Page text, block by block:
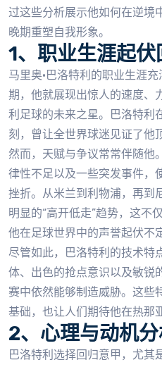
过这些分析展示他如何在逆境
晚期重塑自我形象。
1、职业生涯起伏
马里奥·巴洛特利的职业生涯
期，他就展现出惊人的速度、
利足球的未来之星。巴洛特利
刻，曾让全世界球迷见证了他
然而，天赋与争议常常伴随他
律性不足以及一些突发事件，
挫折。从米兰到利物浦，再到
明显的“高开低走”趋势，这不
他在足球世界中的声誉起伏不
尽管如此，巴洛特利的技术特
体、出色的抢点意识以及敏锐
赛中依然能够制造威胁。这些
基础，也让人们期待他在热那
2、心理与动机
巴洛特利选择回归意甲，尤其